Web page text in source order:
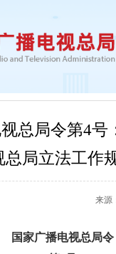
总局令第4号
总局立法工作
来源
国家广播电视总局令